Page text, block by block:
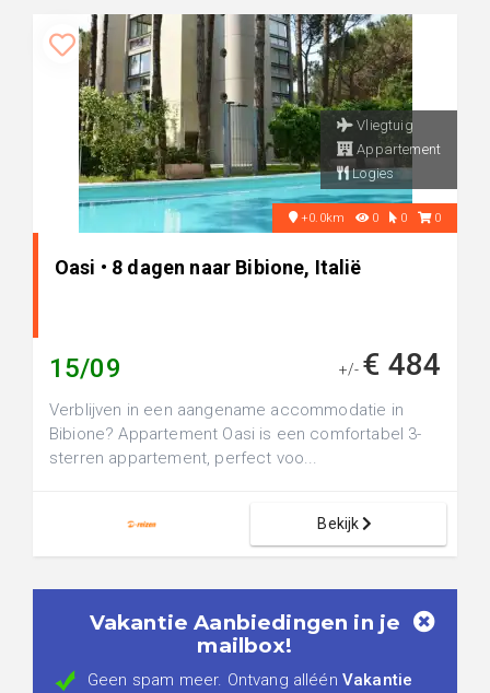
Vliegtuig
Appartement
Logies
+0.0km 0 0 0
Oasi • 8 dagen naar Bibione, Italië
15/09 +/- € 484
Verblijven in een aangename accommodatie in
Bibione? Appartement Oasi is een comfortabel 3-
sterren appartement, perfect voo...
Bekijk
Vakantie Aanbiedingen in je
mailbox!
Geen spam meer. Ontvang alléén Vakantie